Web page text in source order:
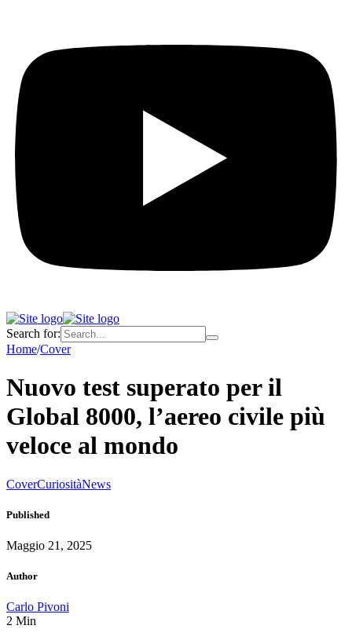
Search for:
Home/Cover
Nuovo test superato per il
Global 8000, l’aereo civile più
veloce al mondo
CoverCuriositàNews
Published
Maggio 21, 2025
Author
Carlo Pivoni
2 Min